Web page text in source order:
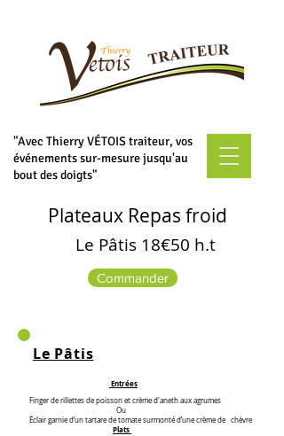
"Avec Thierry VÉTOIS traiteur, vos
événements sur-mesure jusqu'au
bout des doigts"
Plateaux Repas froid
Le Pâtis 18€50 h.t
Commander
Le Pâtis
Entrées
Finger de rillettes de poisson et crème d'aneth aux agrumes
Ou
Éclair garnie d’un tartare de tomate surmonté d’une crème de chèvre
Plats